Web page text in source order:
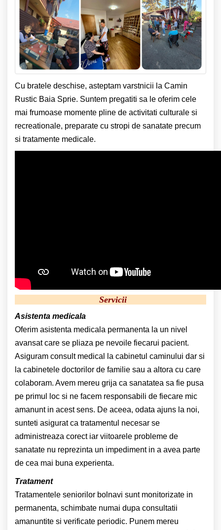
Cu bratele deschise, asteptam varstnicii la Camin
Rustic Baia Sprie. Suntem pregatiti sa le oferim cele
mai frumoase momente pline de activitati culturale si
recreationale, preparate cu stropi de sanatate precum
si tratamente medicale.
Servicii
Asistenta medicala
Oferim asistenta medicala permanenta la un nivel
avansat care se pliaza pe nevoile fiecarui pacient.
Asiguram consult medical la cabinetul caminului dar si
la cabinetele doctorilor de familie sau a altora cu care
colaboram. Avem mereu grija ca sanatatea sa fie pusa
pe primul loc si ne facem responsabili de fiecare mic
amanunt in acest sens. De aceea, odata ajuns la noi,
sunteti asigurat ca tratamentul necesar se
administreaza corect iar viitoarele probleme de
sanatate nu reprezinta un impediment in a avea parte
de cea mai buna experienta.
Tratament
Tratamentele seniorilor bolnavi sunt monitorizate in
permanenta, schimbate numai dupa consultatii
amanuntite si verificate periodic. Punem mereu